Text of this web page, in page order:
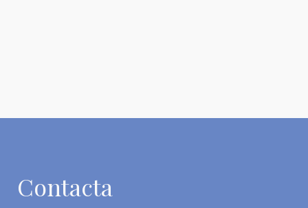
Contacta